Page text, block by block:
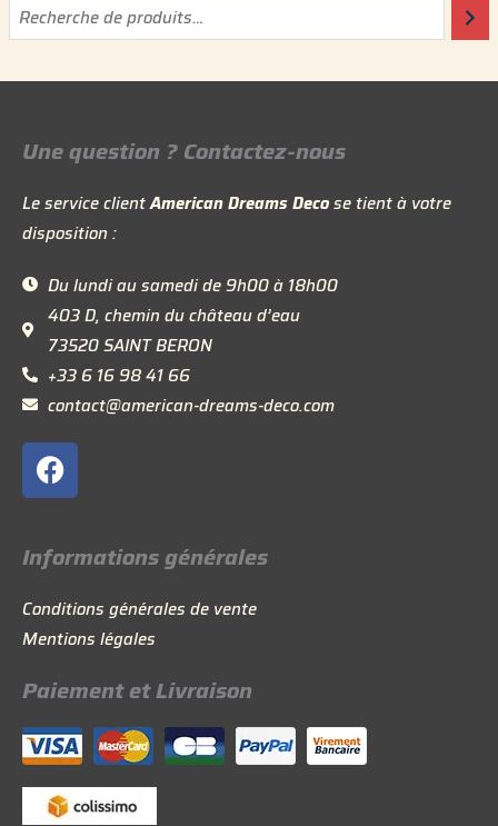
Une question ? Contactez-nous
Le service clientAmerican Dreams Decose tient à votre
disposition :
Du lundi au samedi de 9h00 à 18h00
403 D, chemin du château d’eau
73520 SAINT BERON
+33 6 16 98 41 66
contact@american-dreams-deco.com
F
a
c
e
b
o
o
k
Informations générales
Conditions générales de vente
Mentions légales
Paiement et Livraison